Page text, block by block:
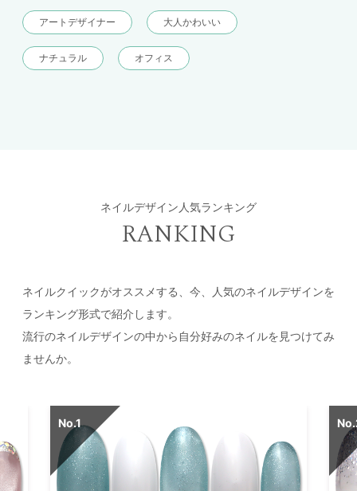
アートデザイナー 大人かわいい
ナチュラル オフィス
ネイルデザイン人気ランキング
RANKING
ネイルクイックがオススメする、今、人気のネイルデザインを
ランキング形式で紹介します。
流行のネイルデザインの中から自分好みのネイルを見つけてみ
ませんか。